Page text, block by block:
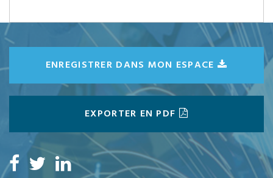
ENREGISTRER DANS MON ESPACE
EXPORTER EN PDF